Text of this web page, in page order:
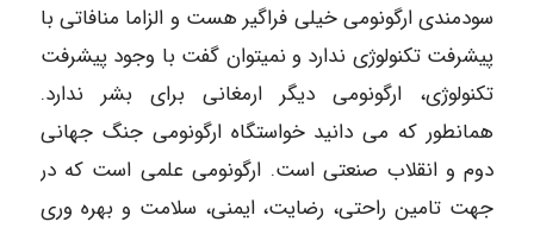
سودمندی ارگونومی خیلی فراگیر هست و الزاما منافاتی با
پیشرفت تکنولوژی ندارد و نمیتوان گفت با وجود پیشرفت
تکنولوژی، ارگونومی دیگر ارمغانی برای بشر ندارد.
همانطور که می دانید خواستگاه ارگونومی جنگ جهانی
دوم و انقلاب صنعتی است. ارگونومی علمی است که در
جهت تامین راحتی، رضایت، ایمنی، سلامت و بهره وری